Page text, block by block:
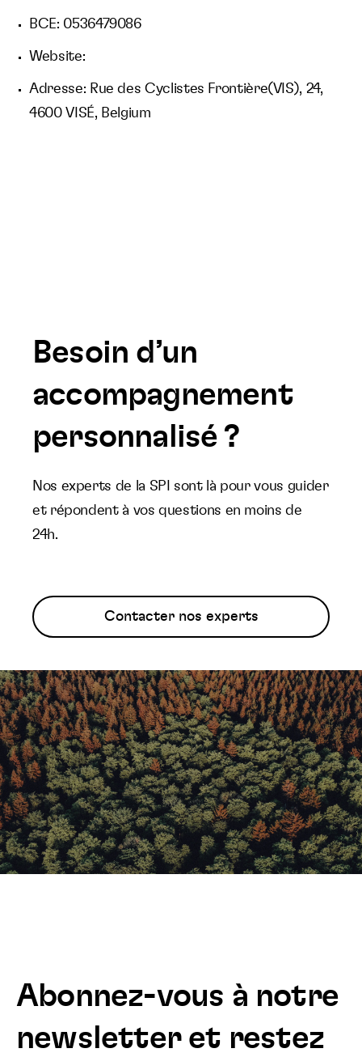
BCE: 0536479086
Website:
Adresse: Rue des Cyclistes Frontière(VIS), 24,
4600 VISÉ, Belgium
Besoin d’un
accompagnement
personnalisé ?
Nos experts de la SPI sont là pour vous guider
et répondent à vos questions en moins de
24h.
Contacter nos experts
Abonnez-vous à notre
newsletter et restez